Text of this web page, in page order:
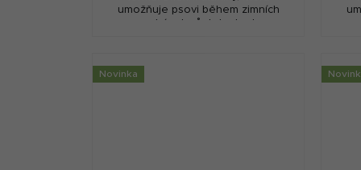
umožňuje psovi během zimních
procházek zůstat v teple.
Novinka